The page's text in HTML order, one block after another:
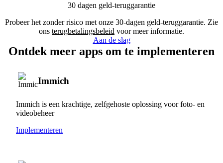
30 dagen geld-teruggarantie
Probeer het zonder risico met onze 30-dagen geld-teruggarantie. Zie
ons terugbetalingsbeleid voor meer informatie.
Aan de slag
Ontdek meer apps om te implementeren
Immich
Immich is een krachtige, zelfgehoste oplossing voor foto- en
videobeheer
Implementeren